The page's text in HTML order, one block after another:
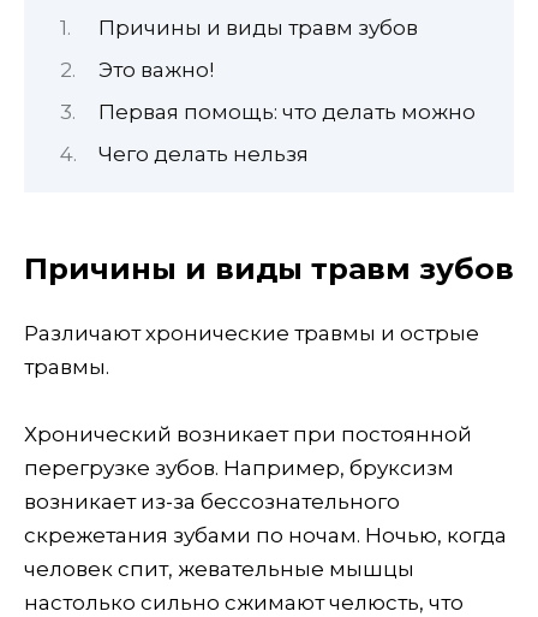
Причины и виды травм зубов
Это важно!
Первая помощь: что делать можно
Чего делать нельзя
Причины и виды травм зубов
Различают хронические травмы и острые
травмы.
Хронический возникает при постоянной
перегрузке зубов. Например, бруксизм
возникает из-за бессознательного
скрежетания зубами по ночам. Ночью, когда
человек спит, жевательные мышцы
настолько сильно сжимают челюсть, что